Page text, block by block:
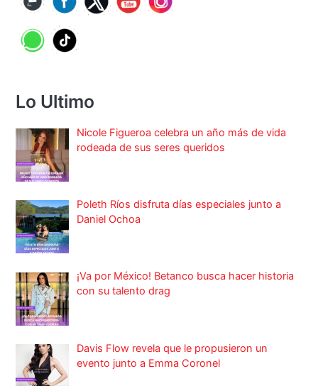
Lo Ultimo
Nicole Figueroa celebra un año más de vida
rodeada de sus seres queridos
Poleth Ríos disfruta días especiales junto a
Daniel Ochoa
¡Va por México! Betanco busca hacer historia
con su talento drag
Davis Flow revela que le propusieron un
evento junto a Emma Coronel